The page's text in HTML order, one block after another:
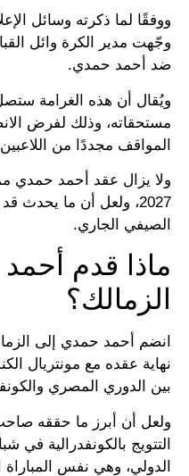
ووفقًا لما ذكرته وسائل
وجّهت مدير الكرة وائل
ضد أحمد حمدي.
مستحقاته، وذلك لفرض
المواقف مجددًا من
ولا يزال عقد أحمد حمدي
2027، ولعل أن ما يحدث
الصيفي الجاري.
ماذا قدم
الزمالك؟
بين الدوري المصري
التتويج بالكونفدرالية في
الدولي، وهي نفس